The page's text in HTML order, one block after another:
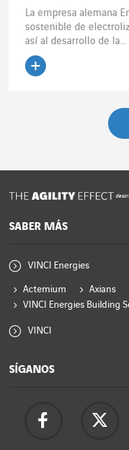
La empresa alemana
sostenible de
así al desarrollo de la...
SABER MÁS
VINCI Energies
Actemium Axians
VINCI Energies Building
VINCI
SÍGANOS